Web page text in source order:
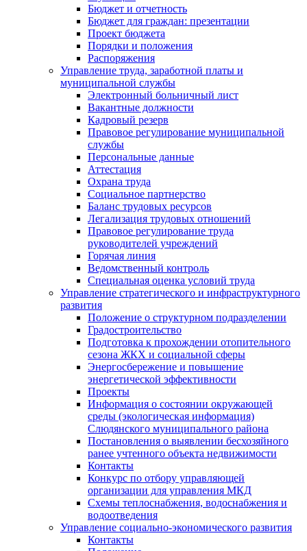
Бюджет и отчетность
Бюджет для граждан: презентации
Проект бюджета
Порядки и положения
Распоряжения
Управление труда, заработной платы и
муниципальной службы
Электронный больничный лист
Вакантные должности
Кадровый резерв
Правовое регулирование муниципальной
службы
Персональные данные
Аттестация
Охрана труда
Социальное партнерство
Баланс трудовых ресурсов
Легализация трудовых отношений
Правовое регулирование труда
руководителей учреждений
Горячая линия
Ведомственный контроль
Специальная оценка условий труда
Управление стратегического и инфраструктурного
развития
Положение о структурном подразделении
Градостроительство
Подготовка к прохождении отопительного
сезона ЖКХ и социальной сферы
Энергосбережение и повышение
энергетической эффективности
Проекты
Информация о состоянии окружающей
среды (экологическая информация)
Слюдянского муниципального района
Постановления о выявлении бесхозяйного
ранее учтенного объекта недвижимости
Контакты
Конкурс по отбору управляющей
организации для управления МКД
Схемы теплоснабжения, водоснабжения и
водоотведения
Управление социально-экономического развития
Контакты